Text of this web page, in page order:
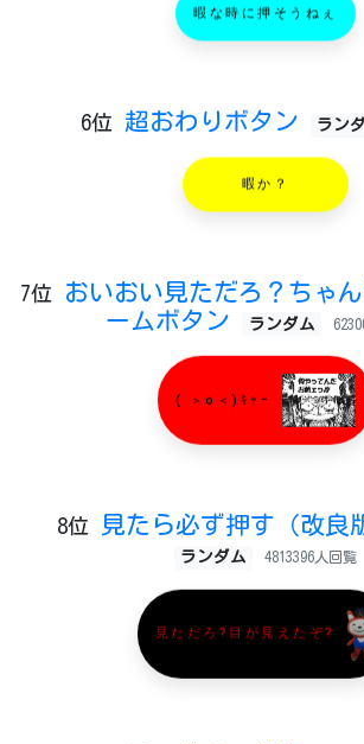
暇な時に押そうねぇ
6位 超おわりボタン ラン
暇か？
7位
おいおい見ただろ？ちゃ
ームボタン
ランダム
( ＞o＜)ｷｬｰ
8位 見たら必ず押す（改良
ランダム 4813396人回覧
見ただろ?目が見えたぞ?